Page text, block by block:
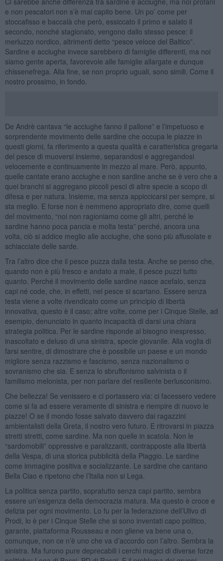
e non pescatori non s’è mai capito bene. Un po’ come per
stoccafisso e baccalà che però, essiccato il primo e salato il
secondo, nonché stagionato, vengono dallo stesso pesce: il
merluzzo nordico, altrimenti detto “pesce veloce del Baltico”.
Sardine e acciughe invece sarebbero di famiglie differenti, ma noi
siamo gente aperta, favorevole alle famiglie allargate e dunque
chissenefrega. Alla fine, se non proprio uguali, sono simili. Come il
nostro prossimo, in fondo.
De Andrè cantava “le acciughe fanno il pallone” e l’impetuoso e
sorprendente movimento delle sardine che occupa le piazze in
questi giorni, fa riferimento a questa qualità e caratteristica gregaria
del pesce di muoversi insieme, separandosi e aggregandosi
velocemente e continuamente in mezzo al mare. Però, appunto,
quelle cantate erano acciughe e non sardine anche se è vero che a
quei branchi si aggregano piccoli pesci di altre specie a scopo di
difesa e per natura. Insieme, ma senza appiccicarsi per sempre, si
sta meglio. E forse non è nemmeno appropriato dire, come quelli
del movimento, “noi non ragioniamo come gli altri, perché le
sardine hanno poca pancia e molta testa” perché, ancora una
volta, ciò si addice meglio alle acciughe, che sono più affusolate e
schiacciate delle sarde.
Tra l’altro dice che il pesce puzza dalla testa. Anche se penso che,
quando non è più fresco e andato a male, il pesce puzzi tutto
quanto. Perché il movimento delle sardine nasce acefalo, senza
capi né code, che, in effetti, nel pesce si scartano. Essere senza
testa viene a volte rivendicato come un principio di libertà
innovativa, questo è il caso; altre volte, come per i Cinque Stelle, ad
esempio, denunciato in quanto incapacità di darsi una chiara
strategia politica. Per le sardine risponde al bisogno inespresso,
inascoltato e deluso di una sinistra, specie giovanile. Alla voglia di
farsi sentire, di dimostrare che è possibile un paese e un mondo
migliore senza razzismo e fascismo, senza nazionalismo o
sovranismo che sia. E senza lo sbruffonismo salvinista o il
familismo melonista, per non parlare del resiliente berlusconismo.
Che bellezza! Se venissero e ci portassero via: ci facessero vedere
come si fa ad essere veramente di sinistra e riempire di nuovo le
piazze! O se il mondo fosse salvato davvero dai ragazzini
ambientalisti della Greta, il nostro vero futuro. E ritrovarsi in piazza
stretti stretti, come sardine. Ma non quelle in scatola. Non le
“sardomobili” oppressive e paralizzanti, contrapposte alla libertà
della Vespa, di una storica pubblicità della Piaggio. Le sardine
come immagine positiva e socializzante. Le sardine che cantano
Bella Ciao e ripetono che l’Italia non si Lega.
La politica senza partito, sopratutto senza capi partito, sembra
essere un’esigenza della democrazia matura. Ma questo è croce e
delizia per ogni movimento. Lo fu per la federazione dell’Ulivo di
Prodi, lo è per i Cinque Stelle che si sono inventati capo politico,
garante, piattaforma Rousseau e non gliene va bene una o,
comunque, non ce n’è uno che va d’accordo con l’altro. Sembra la
sinistra. Ma furono pure deprecabili i cerchi magici di diverse forze